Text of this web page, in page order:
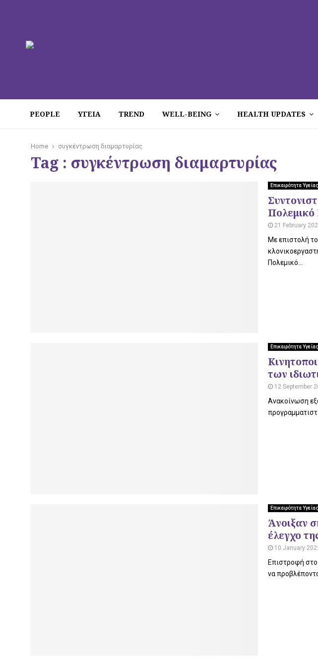
PEOPLE ΥΓΕΙΑ TREND WELL-BEING HEALTH UPDATES
Home συγκέντρωση διαμαρτυρίας
Tag : συγκέντρωση διαμαρτυρίας
Επικαιρότητα Υγείας
21 February
Με επιστολή
Πολεμικό...
Επικαιρότητα Υγείας
των
12 September
Ανακοίνωση
Επικαιρότητα Υγείας
Άνοιξαν
έλεγχο
10 January
Επιστροφή στο
να